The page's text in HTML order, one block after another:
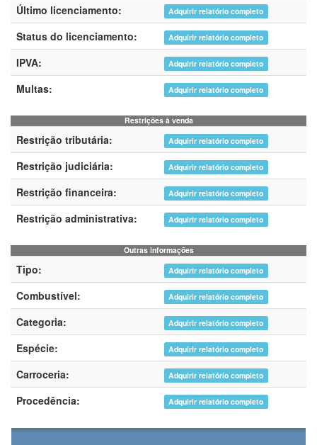
Último licenciamento: Adquirir relatório completo
Status do licenciamento: Adquirir relatório completo
IPVA: Adquirir relatório completo
Multas: Adquirir relatório completo
Restrições à venda
Restrição tributária: Adquirir relatório completo
Restrição judiciária: Adquirir relatório completo
Restrição financeira: Adquirir relatório completo
Restrição administrativa: Adquirir relatório completo
Outras informações
Tipo: Adquirir relatório completo
Combustível: Adquirir relatório completo
Categoria: Adquirir relatório completo
Espécie: Adquirir relatório completo
Carroceria: Adquirir relatório completo
Procedência: Adquirir relatório completo